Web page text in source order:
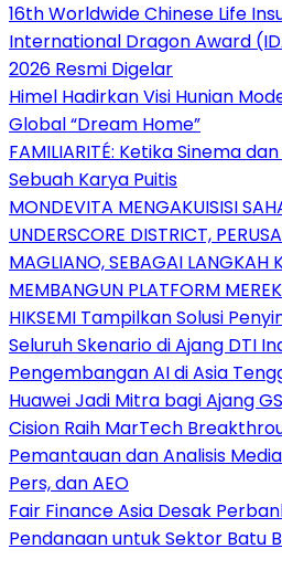
16th Worldwide Chinese Life
International Dragon Award
2026 Resmi Digelar
Himel Hadirkan Visi Hunian
Global “Dream Home”
FAMILIARITÉ: Ketika Sinema
Sebuah Karya Puitis
MONDEVITA MENGAKUISISI
UNDERSCORE DISTRICT,
MAGLIANO, SEBAGAI LANGKAH
MEMBANGUN PLATFORM
HIKSEMI Tampilkan Solusi
Seluruh Skenario di Ajang DTI
Pengembangan AI di Asia
Huawei Jadi Mitra bagi Ajang
Cision Raih MarTech
Pemantauan dan Analisis
Pers, dan AEO
Fair Finance Asia Desak
Pendanaan untuk Sektor Batu